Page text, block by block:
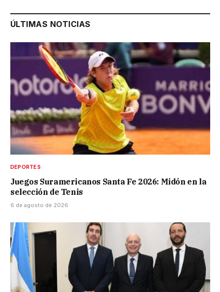
ÚLTIMAS NOTICIAS
DEPORTES
Juegos Suramericanos Santa Fe 2026: Midón en la
selección de Tenis
6 de agosto de 2026